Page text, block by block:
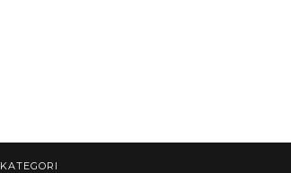
KATEGORI